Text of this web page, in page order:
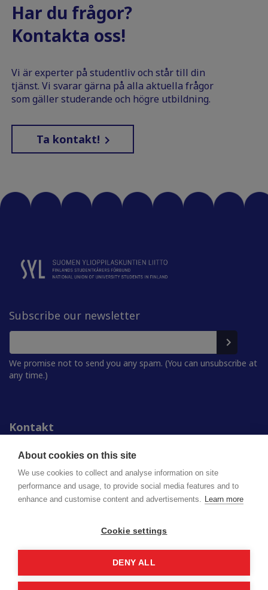
About cookies on this site
We use cookies to collect and analyse information on site
performance and usage, to provide social media features and to
enhance and customise content and advertisements. Learn more
Cookie settings
DENY ALL
Har du frågor?
Kontakta oss!
Vi är experter på studentliv och står till din
tjänst. Vi svarar gärna på alla aktuella frågor
som gäller studerande och högre utbildning.
Ta kontakt!
Subscribe our newsletter
We promise not to send you any spam. (You can unsubscribe at
any time.)
Kontakt
För media
Studentkårerna
Finlands studentkårers förbund (FSF) rf
Privacy policy Saavutettavuusseloste